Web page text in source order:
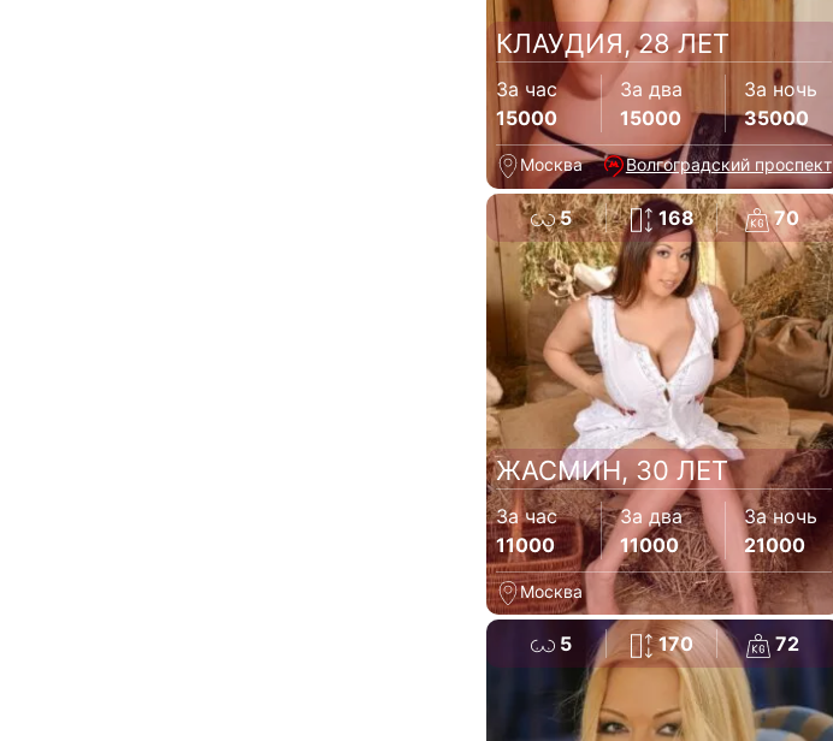
КЛАУДИЯ, 28 ЛЕТ
За час
15000
За два
15000
За ночь
35000
Москва Волгоградский проспект
5 168 70
ЖАСМИН, 30 ЛЕТ
За час
11000
За два
11000
За ночь
21000
Москва
5 170 72